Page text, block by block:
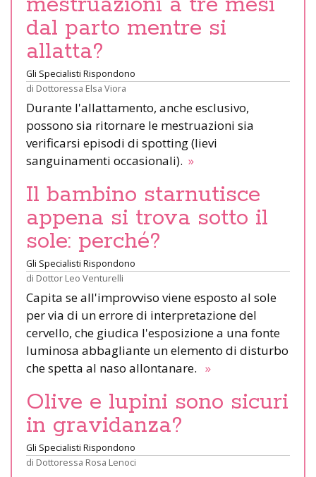
dal parto mentre si
allatta?
Gli Specialisti Rispondono
di Dottoressa Elsa Viora
Durante l'allattamento, anche esclusivo,
possono sia ritornare le mestruazioni sia
verificarsi episodi di spotting (lievi
sanguinamenti occasionali). »
Il bambino starnutisce
appena si trova sotto il
sole: perché?
Gli Specialisti Rispondono
di Dottor Leo Venturelli
Capita se all'improvviso viene esposto al sole
per via di un errore di interpretazione del
cervello, che giudica l'esposizione a una fonte
luminosa abbagliante un elemento di disturbo
che spetta al naso allontanare. »
Olive e lupini sono sicuri
in gravidanza?
Gli Specialisti Rispondono
di Dottoressa Rosa Lenoci